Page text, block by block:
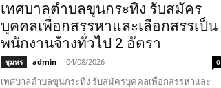
เทศบาลตำบลขุนกระทิง รับสมัคร
บุคคลเพื่อกสรรหาและเลือกสรรเป็น
พนักงานจ้างทั่วไป 2 อัตรา
ชุมพร admin - 04/08/2026 0
เทศบาลตำบลขุนกระทิง รับสมัครบุคคลเพื่อกสรรหาและ